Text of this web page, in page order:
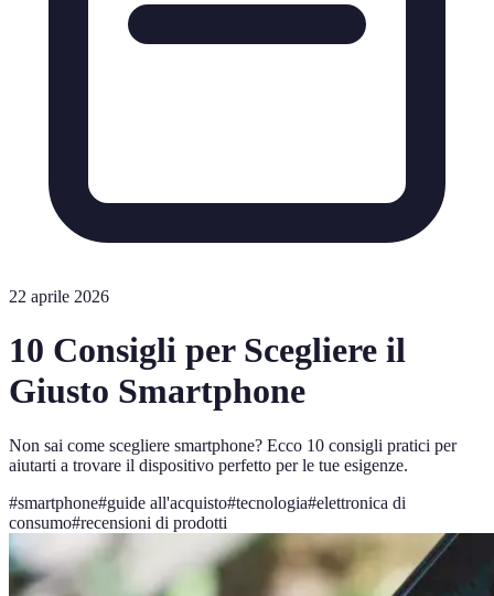
22 aprile 2026
10 Consigli per Scegliere il
Giusto Smartphone
Non sai come scegliere smartphone? Ecco 10 consigli pratici per
aiutarti a trovare il dispositivo perfetto per le tue esigenze.
#smartphone#guide all'acquisto#tecnologia#elettronica di
consumo#recensioni di prodotti